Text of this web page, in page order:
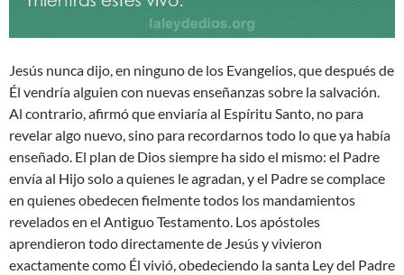
Jesús nunca dijo, en ninguno de los Evangelios, que después de
Él vendría alguien con nuevas enseñanzas sobre la salvación.
Al contrario, afirmó que enviaría al Espíritu Santo, no para
revelar algo nuevo, sino para recordarnos todo lo que ya había
enseñado. El plan de Dios siempre ha sido el mismo: el Padre
envía al Hijo solo a quienes le agradan, y el Padre se complace
en quienes obedecen fielmente todos los mandamientos
revelados en el Antiguo Testamento. Los apóstoles
aprendieron todo directamente de Jesús y vivieron
exactamente como Él vivió, obedeciendo la santa Ley del Padre